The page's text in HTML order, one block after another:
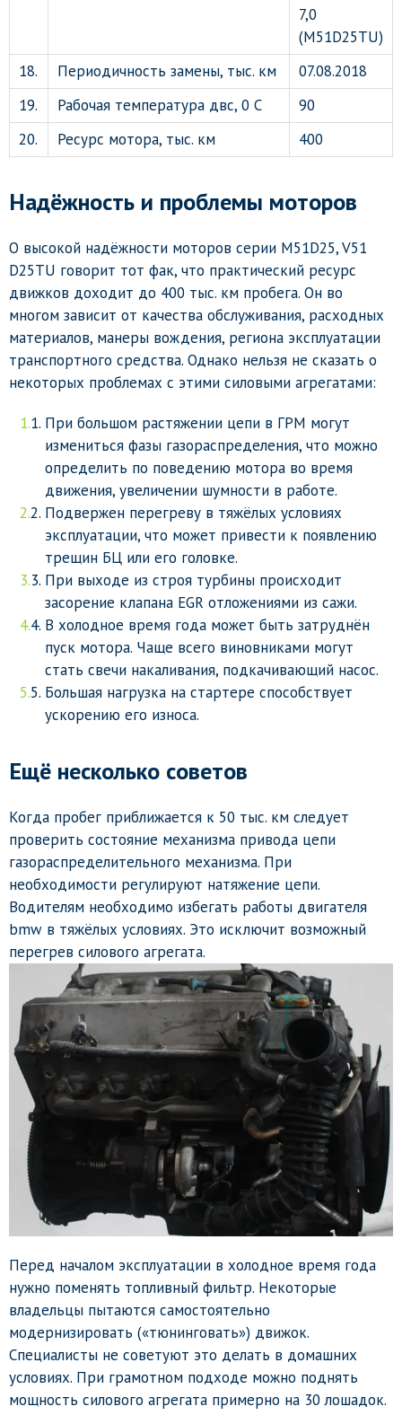
7,0
(M51D25TU)
18.
Периодичность замены, тыс. км
07.08.2018
19.
Рабочая температура двс, 0 С
90
20.
Ресурс мотора, тыс. км 400
Надёжность и проблемы моторов
О высокой надёжности моторов серии M51D25, V51
D25TU говорит тот фак, что практический ресурс
движков доходит до 400 тыс. км пробега. Он во
многом зависит от качества обслуживания, расходных
материалов, манеры вождения, региона эксплуатации
транспортного средства. Однако нельзя не сказать о
некоторых проблемах с этими силовыми агрегатами:
При большом растяжении цепи в ГРМ могут
измениться фазы газораспределения, что можно
определить по поведению мотора во время
движения, увеличении шумности в работе.
Подвержен перегреву в тяжёлых условиях
эксплуатации, что может привести к появлению
трещин БЦ или его головке.
При выходе из строя турбины происходит
засорение клапана EGR отложениями из сажи.
В холодное время года может быть затруднён
пуск мотора. Чаще всего виновниками могут
стать свечи накаливания, подкачивающий насос.
Большая нагрузка на стартере способствует
ускорению его износа.
Ещё несколько советов
Когда пробег приближается к 50 тыс. км следует
проверить состояние механизма привода цепи
газораспределительного механизма. При
необходимости регулируют натяжение цепи.
Водителям необходимо избегать работы двигателя
bmw в тяжёлых условиях. Это исключит возможный
перегрев силового агрегата.
Перед началом эксплуатации в холодное время года
нужно поменять топливный фильтр. Некоторые
владельцы пытаются самостоятельно
модернизировать («тюнинговать») движок.
Специалисты не советуют это делать в домашних
условиях. При грамотном подходе можно поднять
мощность силового агрегата примерно на 30 лошадок.